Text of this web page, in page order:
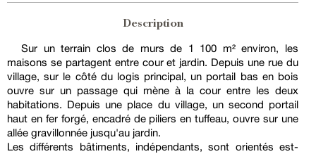
Description
Sur un terrain clos de murs de 1 100 m² environ, les
maisons se partagent entre cour et jardin. Depuis une rue du
village, sur le côté du logis principal, un portail bas en bois
ouvre sur un passage qui mène à la cour entre les deux
habitations. Depuis une place du village, un second portail
haut en fer forgé, encadré de piliers en tuffeau, ouvre sur une
allée gravillonnée jusqu'au jardin.
Les différents bâtiments, indépendants, sont orientés est-